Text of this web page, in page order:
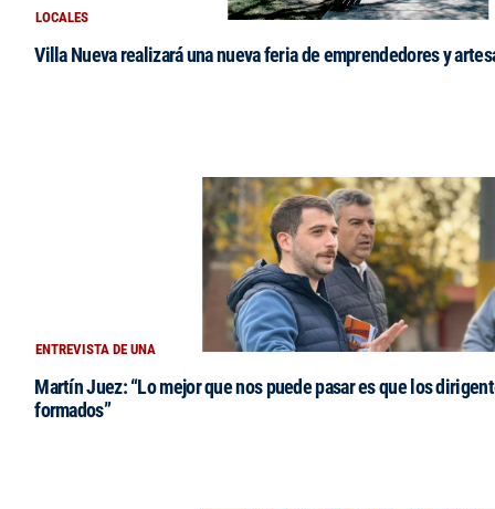
LOCALES
Villa Nueva realizará una nueva feria de emprendedores y
ENTREVISTA DE UNA
Martín Juez: “Lo mejor que nos puede pasar es que los
formados”